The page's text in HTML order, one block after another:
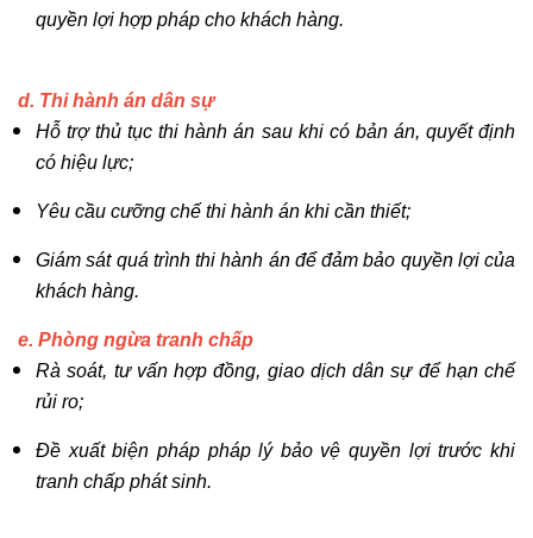
quyền lợi hợp pháp cho khách hàng.
d. Thi hành án dân sự
Hỗ trợ thủ tục thi hành án sau khi có bản án, quyết định
có hiệu lực;
Yêu cầu cưỡng chế thi hành án khi cần thiết;
Giám sát quá trình thi hành án để đảm bảo quyền lợi của
khách hàng.
e. Phòng ngừa tranh chấp
Rà soát, tư vấn hợp đồng, giao dịch dân sự để hạn chế
rủi ro;
Đề xuất biện pháp pháp lý bảo vệ quyền lợi trước khi
tranh chấp phát sinh.